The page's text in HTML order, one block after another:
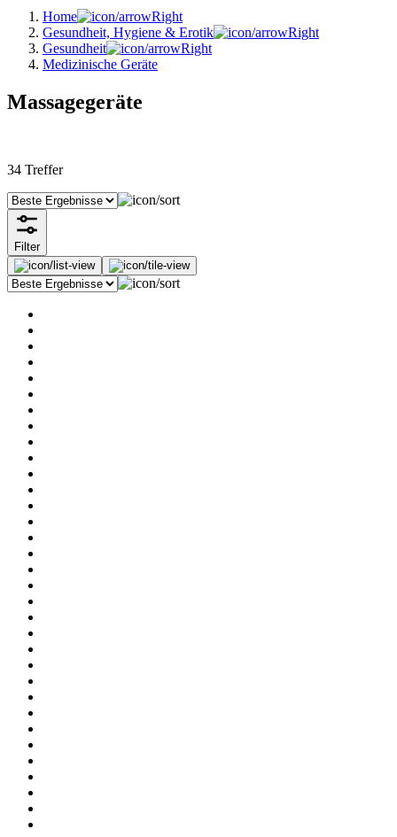
Home
Gesundheit, Hygiene & Erotik
Gesundheit
Medizinische Geräte
Massagegeräte
34 Treffer
Filter